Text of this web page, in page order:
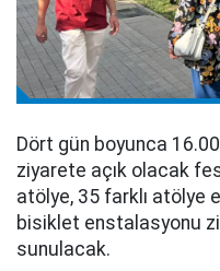
Dört gün boyunca
ziyarete açık olacak
atölye, 35 farklı atölye
bisiklet enstalasyonu
sunulacak.